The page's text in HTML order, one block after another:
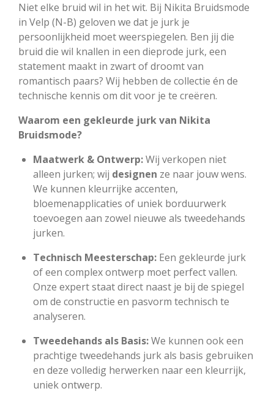
Niet elke bruid wil in het wit. Bij Nikita Bruidsmode
in Velp (N-B) geloven we dat je jurk je
persoonlijkheid moet weerspiegelen. Ben jij die
bruid die wil knallen in een dieprode jurk, een
statement maakt in zwart of droomt van
romantisch paars? Wij hebben de collectie én de
technische kennis om dit voor je te creëren.
Waarom een gekleurde jurk van Nikita
Bruidsmode?
Maatwerk & Ontwerp:Wij verkopen niet
alleen jurken; wij designen ze naar jouw wens.
We kunnen kleurrijke accenten,
bloemenapplicaties of uniek borduurwerk
toevoegen aan zowel nieuwe als tweedehands
jurken.
Technisch Meesterschap: Een gekleurde jurk
of een complex ontwerp moet perfect vallen.
Onze expert staat direct naast je bij de spiegel
om de constructie en pasvorm technisch te
analyseren.
Tweedehands als Basis:We kunnen ook een
prachtige tweedehands jurk als basis gebruiken
en deze volledig herwerken naar een kleurrijk,
uniek ontwerp.